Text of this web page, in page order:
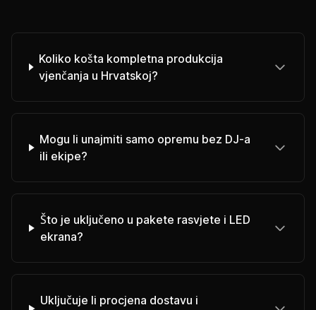
Koliko košta kompletna produkcija
vjenčanja u Hrvatskoj?
Mogu li unajmiti samo opremu bez DJ-a
ili ekipe?
Što je uključeno u pakete rasvjete i LED
ekrana?
Uključuje li procjena dostavu i